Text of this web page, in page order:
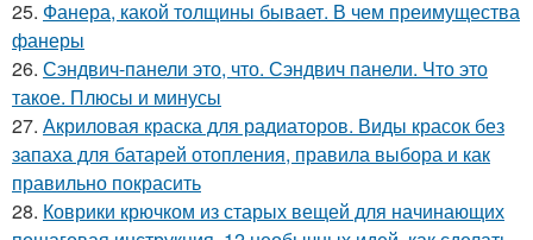
25. Фанера, какой толщины бывает. В чем преимущества
фанеры
26. Сэндвич-панели это, что. Сэндвич панели. Что это
такое. Плюсы и минусы
27. Акриловая краска для радиаторов. Виды красок без
запаха для батарей отопления, правила выбора и как
правильно покрасить
28. Коврики крючком из старых вещей для начинающих